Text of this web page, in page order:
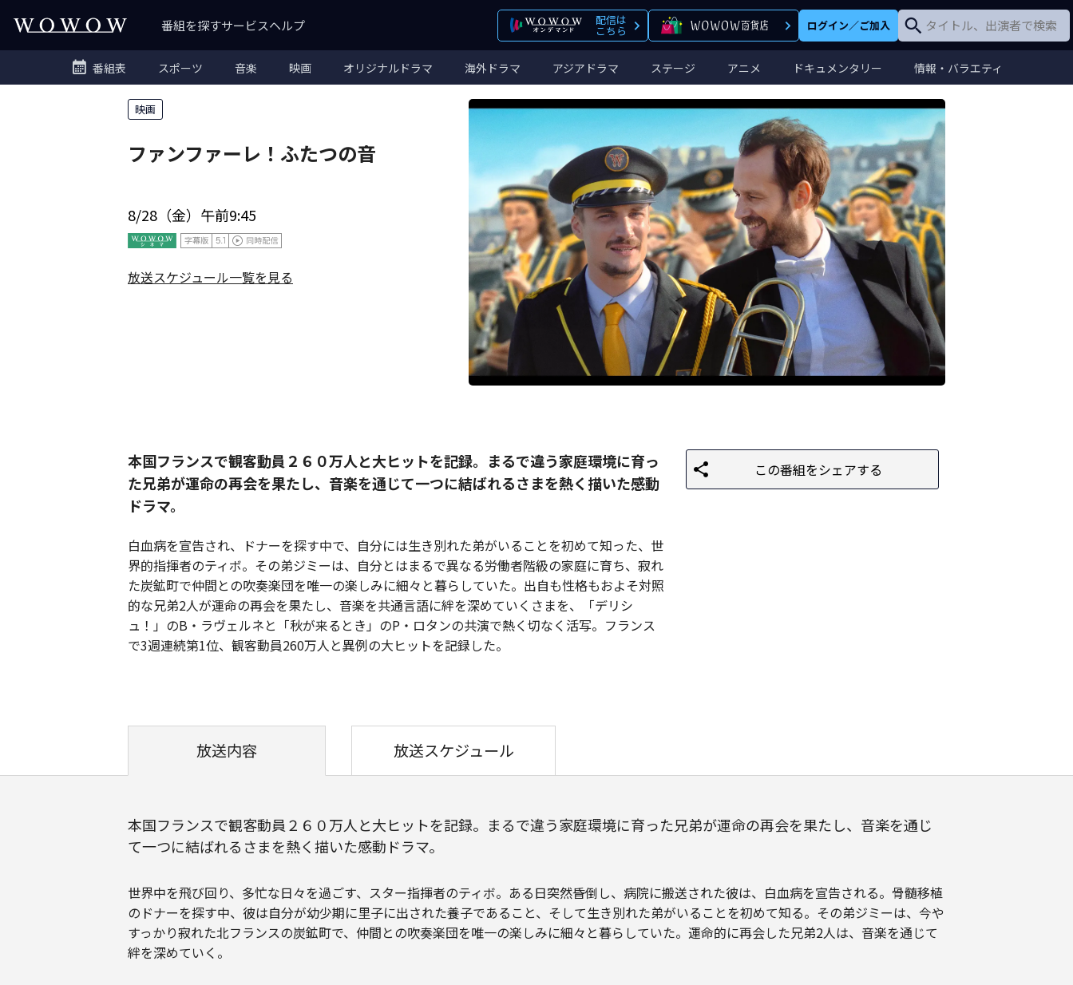
番組を探すサービスヘルプ 配信は
こちら ログイン／ご加入
番組表 スポーツ 音楽 映画 オリジナルドラマ 海外ドラマ アジアドラマ ステージ アニメ ドキュメンタリー 情報・バラエティ
映画
ファンファーレ！ふたつの音
8/28（金）午前9:45
放送スケジュール一覧を見る
本国フランスで観客動員２６０万人と大ヒットを記録。まるで違う家庭環境に育っ
た兄弟が運命の再会を果たし、音楽を通じて一つに結ばれるさまを熱く描いた感動
ドラマ。
白血病を宣告され、ドナーを探す中で、自分には生き別れた弟がいることを初めて知った、世
界的指揮者のティボ。その弟ジミーは、自分とはまるで異なる労働者階級の家庭に育ち、寂れ
た炭鉱町で仲間との吹奏楽団を唯一の楽しみに細々と暮らしていた。出自も性格もおよそ対照
的な兄弟2人が運命の再会を果たし、音楽を共通言語に絆を深めていくさまを、「デリシ
ュ！」のB・ラヴェルネと「秋が来るとき」のP・ロタンの共演で熱く切なく活写。フランス
で3週連続第1位、観客動員260万人と異例の大ヒットを記録した。
この番組をシェアする
放送内容 放送スケジュール
本国フランスで観客動員２６０万人と大ヒットを記録。まるで違う家庭環境に育った兄弟が運命の再会を果たし、音楽を通じ
て一つに結ばれるさまを熱く描いた感動ドラマ。
世界中を飛び回り、多忙な日々を過ごす、スター指揮者のティボ。ある日突然昏倒し、病院に搬送された彼は、白血病を宣告される。骨髄移植
のドナーを探す中、彼は自分が幼少期に里子に出された養子であること、そして生き別れた弟がいることを初めて知る。その弟ジミーは、今や
すっかり寂れた北フランスの炭鉱町で、仲間との吹奏楽団を唯一の楽しみに細々と暮らしていた。運命的に再会した兄弟2人は、音楽を通じて
絆を深めていく。